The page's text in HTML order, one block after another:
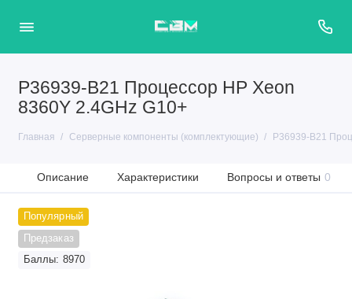
P36939-B21 Процессор HP Xeon
8360Y 2.4GHz G10+
Главная Серверные компоненты (комплектующие) P36939-B21
Описание Характеристики Вопросы и ответы 0
Популярный
Предзаказ
Баллы: 8970